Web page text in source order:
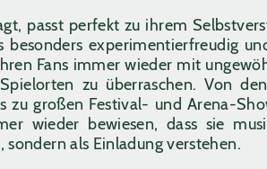
passt perfekt zu ihrem
experimentierfreudig
Fans immer wieder mit
zu überraschen. Von
zu großen Festival- und Arena-
wieder bewiesen, dass sie
sondern als Einladung verstehen.